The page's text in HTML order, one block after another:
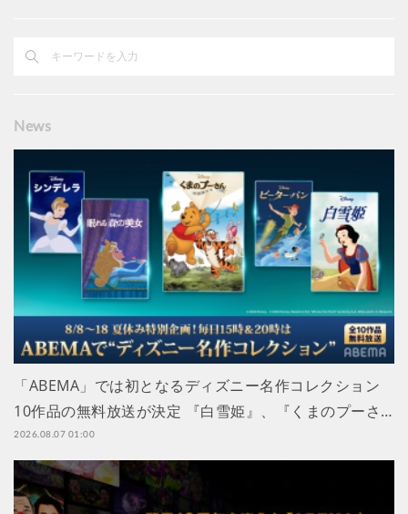
News
「ABEMA」では初となるディズニー名作コレクション
10作品の無料放送が決定 『白雪姫』、『くまのプーさ…
2026.08.07 01:00